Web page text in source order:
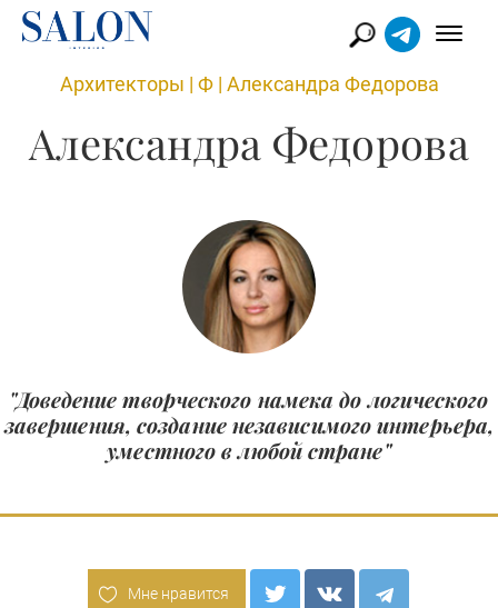
Архитекторы | Ф | Александра Федорова
Александра Федорова
"Доведение творческого намека до логического
завершения, создание независимого интерьера,
уместного в любой стране"
Мне нравится